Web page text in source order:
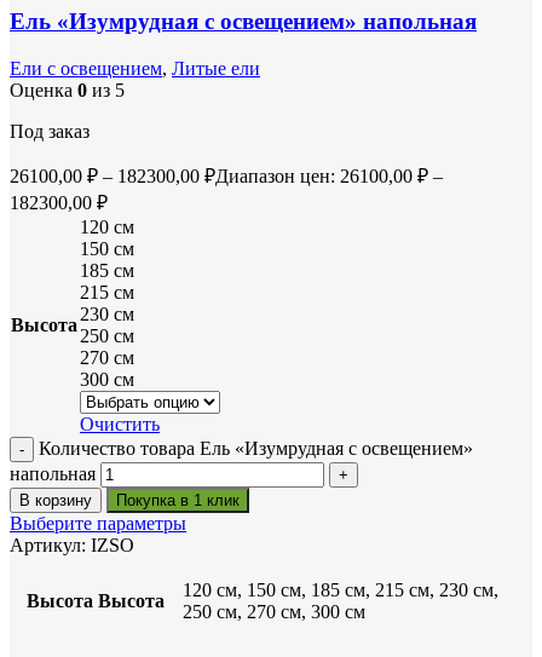
Ель «Изумрудная с освещением» напольная
Ели с освещением, Литые ели
Оценка 0 из 5
Под заказ
26100,00 ₽ – 182300,00 ₽Диапазон цен: 26100,00 ₽ –
182300,00 ₽
Высота
120 см
150 см
185 см
215 см
230 см
250 см
270 см
300 см
Очистить
Количество товара Ель «Изумрудная с освещением»
напольная
В корзину Покупка в 1 клик
Выберите параметры
Артикул: IZSO
Высота Высота
120 см, 150 см, 185 см, 215 см, 230 см,
250 см, 270 см, 300 см